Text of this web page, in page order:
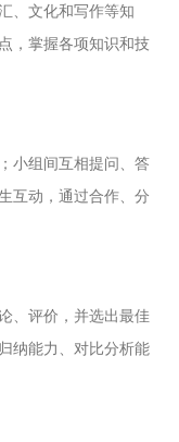
、文化和写作等知
，掌握各项知识和技
小组间互相提问、答
互动，通过合作、分
、评价，并选出最佳
纳能力、对比分析能